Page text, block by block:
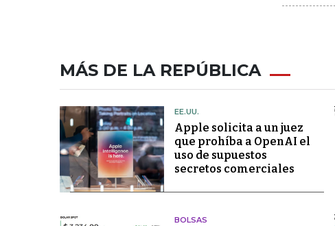
MÁS DE LA REPÚBLICA
EE.UU.
Apple solicita a un juez
que prohíba a OpenAI el
uso de supuestos
secretos comerciales
BOLSAS